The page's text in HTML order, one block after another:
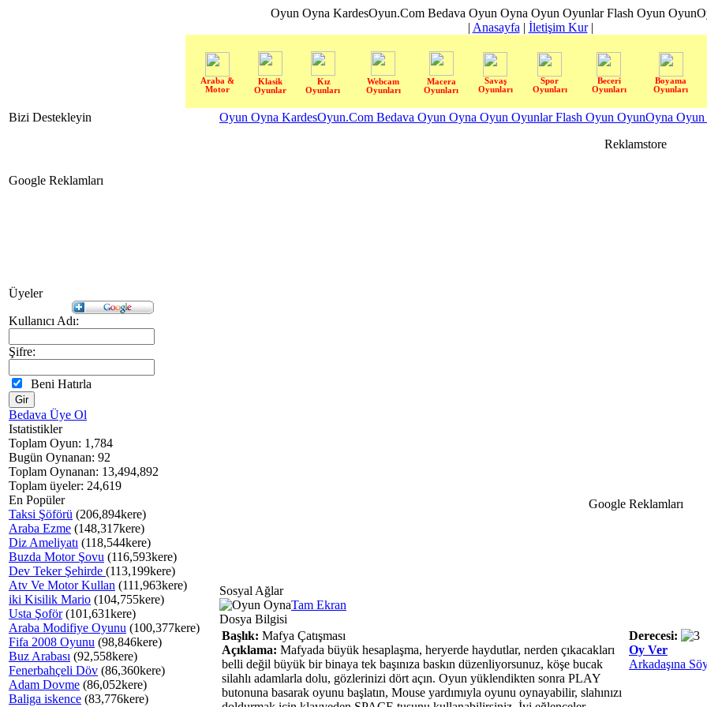
Oyun Oyna KardesOyun.Com Bedava Oyun Oyna Oyun Oyunlar Flash Oyun
| Anasayfa | İletişim Kur|
Araba &
Motor
Klasik
Oyunlar
Kız
Oyunları
Webcam
Oyunları
Macera
Oyunları
Savaş
Oyunları
Spor
Oyunları
Beceri
Oyunları
Boyama
Oyunları
Bizi Destekleyin
Google Reklamları
Üyeler
Kullanıcı Adı:
Şifre:
Beni Hatırla
Bedava Üye Ol
Istatistikler
Toplam Oyun: 1,784
Bugün Oynanan: 92
Toplam Oynanan: 13,494,892
Toplam üyeler: 24,619
En Popüler
Taksi Şöförü (206,894kere)
Araba Ezme (148,317kere)
Diz Ameliyatı (118,544kere)
Buzda Motor Şovu (116,593kere)
Dev Teker Şehirde (113,199kere)
Atv Ve Motor Kullan (111,963kere)
iki Kisilik Mario (104,755kere)
Usta Şoför(101,631kere)
Araba Modifiye Oyunu (100,377kere)
Fifa 2008 Oyunu (98,846kere)
Buz Arabası (92,558kere)
Fenerbahçeli Döv (86,360kere)
Adam Dovme (86,052kere)
Baliga iskence (83,776kere)
Oyun Oyna KardesOyun.Com Bedava Oyun Oyna Oyun Oyunlar Flash Oyun OyunOyna Oyun
Reklamstore
Google Reklamları
Sosyal Ağlar
Tam Ekran
Dosya Bilgisi
Başlık: Mafya Çatışması
Açıklama: Mafyada büyük hesaplaşma, heryerde haydutlar, nerden çıkacakları
belli değil büyük bir binaya tek başınıza baskın düzenliyorsunuz, köşe bucak
silahlı adamlarla dolu, gözlerinizi dört açın. Oyun yüklendikten sonra PLAY
butonuna basarak oyunu başlatın, Mouse yardımıyla oyunu oynayabilir, slahınızı
Derecesi:
Oy Ver
Arkadaşına